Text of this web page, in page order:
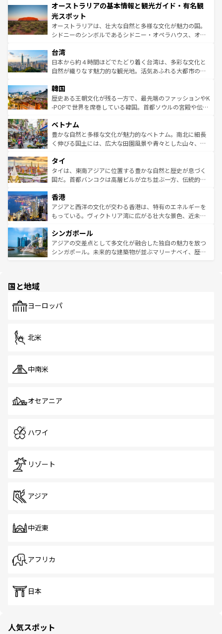
部のニューオーリンズでは、音楽と美食が融合した独特の
文化が魅力。旅行者はアメリカの各地域で異なる魅力を楽
しみながら、その多様性と豊かな歴史を感じることができ
るだろう。車でのロードトリップや列車の旅も、アメリカ
情報は
ワイ島は見逃せない。また、定番の観光地といえばオアフ
島だが、静かな自然を求めるならマウイ島やカウアイ島が
おすすめ。エメラルドグリーンに輝く海をはじめ、豊かな
文化や歴史が息づいている。「アロハスピリット」と呼ば
人々、おいしいローカルフードやハワイアンミュージッ
ク、伝統的なフラダンスなど、すべてがハワイの魅力を彩
っている。訪れるたびに新しい発見と感動が待っているハ
はコンテンツ一覧
オーストラリアの基本情報と観光ガイド・有名観
光スポット
オーストラリアは、壮大な自然と多様な文化が魅力の国。
シドニーのシンボルであるシドニー・オペラハウス、オー
リアリーフや大陸中央部にそびえるウルル（エアーズロッ
ク）、タスマニアの美しい原生林やケアンズの熱帯雨林な
ど、見どころがたくさん。また、カフェやワイン、オージ
いる。アクティビティも充実しており、サーフィンやダイ
ビング、ハイキングなど、アウトドア好きにはたまらな
い。オーストラリアの多彩な魅力を存分に味わいつくそ
参照してほしい。
台湾
日本から約４時間ほどでたどり着く台湾は、多彩な文化と
自然が織りなす魅力的な観光地。活気あふれる大都市の台
ン）、静ひつな山岳地帯である台湾東部など、都市の喧騒
と山間の静けさが共存しており、訪れる人に新しい発見と
驚きをもたらしてくれる。また、奥深い台湾の食文化も魅
容にもいいと評判のスイーツなど、バラエティ豊かな料理
が味わえる。 なお、新着の台湾情報は コンテンツ一覧を参
照してほしい。
韓国
歴史ある王朝文化が残る一方で、最先端のファッションやK
-POPで世界を席巻している韓国。首都ソウルの宮殿や伝統
き、地方に足を延ばせば四季折々の自然美を楽しむことが
できる。そして、キムチや焼肉、絶品のストリートフード
まで、さまざまな韓国料理が待っている。夜には、韓国な
リティに包まれながら、韓国の多彩な魅力を心ゆくまで味
わってみてほしい。 なお、新着の韓国情報はコンテンツ一
覧を参照してほしい。
ベトナム
豊かな自然と多様な文化が魅力的なベトナム。南北に細長
く伸びる国土には、広大な田園風景や青々とした山々、世
急速な発展と共に伝統が息づく。ハノイの古い町並みやホ
ーチミン市のフランス統治時代の建物も、独特の雰囲気を
醸し出している。また、バラエティの豊かさとおいしさで
とつ。フォーやバインミー、ベトナムコーヒーなどは、ぜ
ひ現地で味わいたい。どの地域を訪れてもあたたかい人々
が旅行者を迎えてくれるので、きっと忘れられない旅にな
参照してほしい。
タイ
タイは、東南アジアに位置する豊かな自然と歴史が息づく
国だ。首都バンコクは高層ビルが立ち並ぶ一方、伝統的な
の活気が交差している。北部ではチェンマイなどの山岳地
帯で自然と触れ合い、南部ではプーケットやクラビの美し
いビーチでリゾート気分を楽しむことができる。タイ料理
激する。気候は一年中温暖で、どの季節にも異なる楽しみ
が待っている。親しみやすいタイの人々、仏教を中心とし
た文化、そして多様な観光資源が、訪れる旅人を魅了し続
香港
アジアと西洋の文化が交わる香港は、特有のエネルギーを
もっている。ヴィクトリア湾に広がる壮大な景色、近未来
み、どこを訪れても感動するはず。観光スポットが密集し
ており、効率よく見どころを回れるのも魅力。息をのむよ
うな絶景から文化的な体験まで、香港を存分に楽しみ尽く
シンガポール
アジアの交差点として多文化が融合した独自の魅力を放つ
シンガポール。未来的な建築物が並ぶマリーナベイ、歴史
で、ホーカーズは地元の風情を楽しめる外せないスポット
国と地域
ヨーロッパ
北米
中南米
オセアニア
ハワイ
リゾート
アジア
中近東
アフリカ
日本
人気スポット